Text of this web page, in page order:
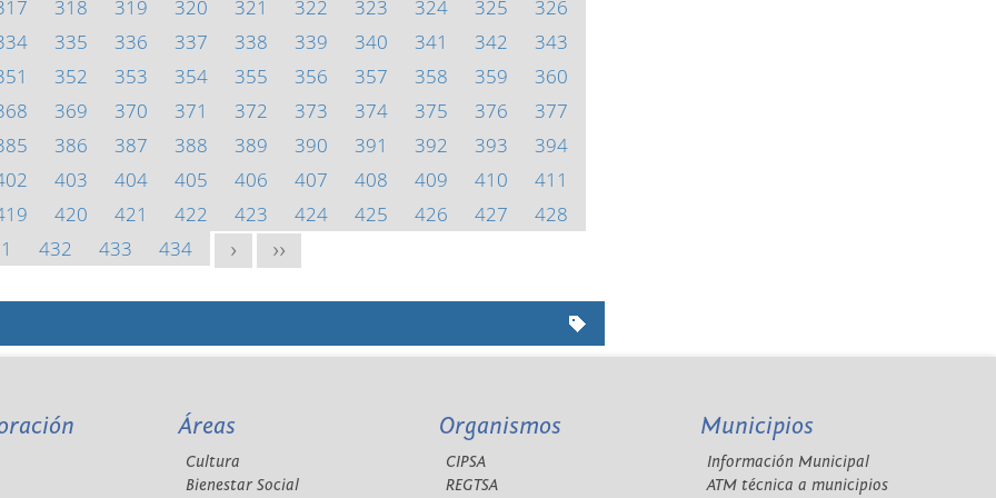
318 319 320 321 322 323 324 325
326
335 336 337 338 339 340 341 342
343
352 353 354 355 356 357 358 359
360
369 370 371 372 373 374 375 376
377
386 387 388 389 390 391 392 393
394
403 404 405 406 407 408 409 410
411
420 421 422 423 424 425 426 427
428
432 433 434 > >>
Áreas
Cultura
Bienestar Social
Organismos
CIPSA
REGTSA
Municipios
Información Municipal
ATM técnica a municipios